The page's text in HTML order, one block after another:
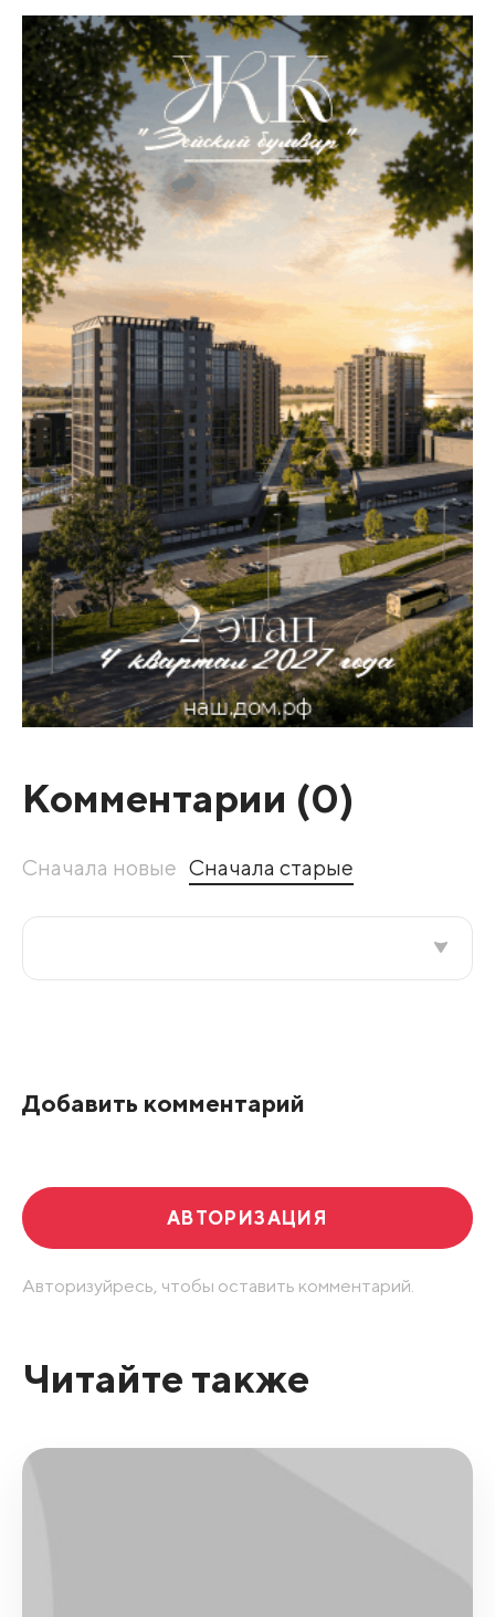
Комментарии (0)
Сначала новые Сначала старые
Добавить комментарий
АВТОРИЗАЦИЯ
Авторизуйресь, чтобы оставить комментарий.
Читайте также